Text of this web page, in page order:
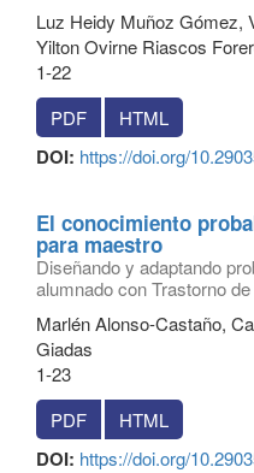
Luz Heidy Muñoz Gómez,
Yilton Ovirne Riascos
1-22
PDF
HTML
DOI: https://doi.org/
El conocimiento
para maestro
Diseñando y adaptando
alumnado con Trastorno
Marlén Alonso-Castaño,
Giadas
1-23
PDF
HTML
DOI: https://doi.org/